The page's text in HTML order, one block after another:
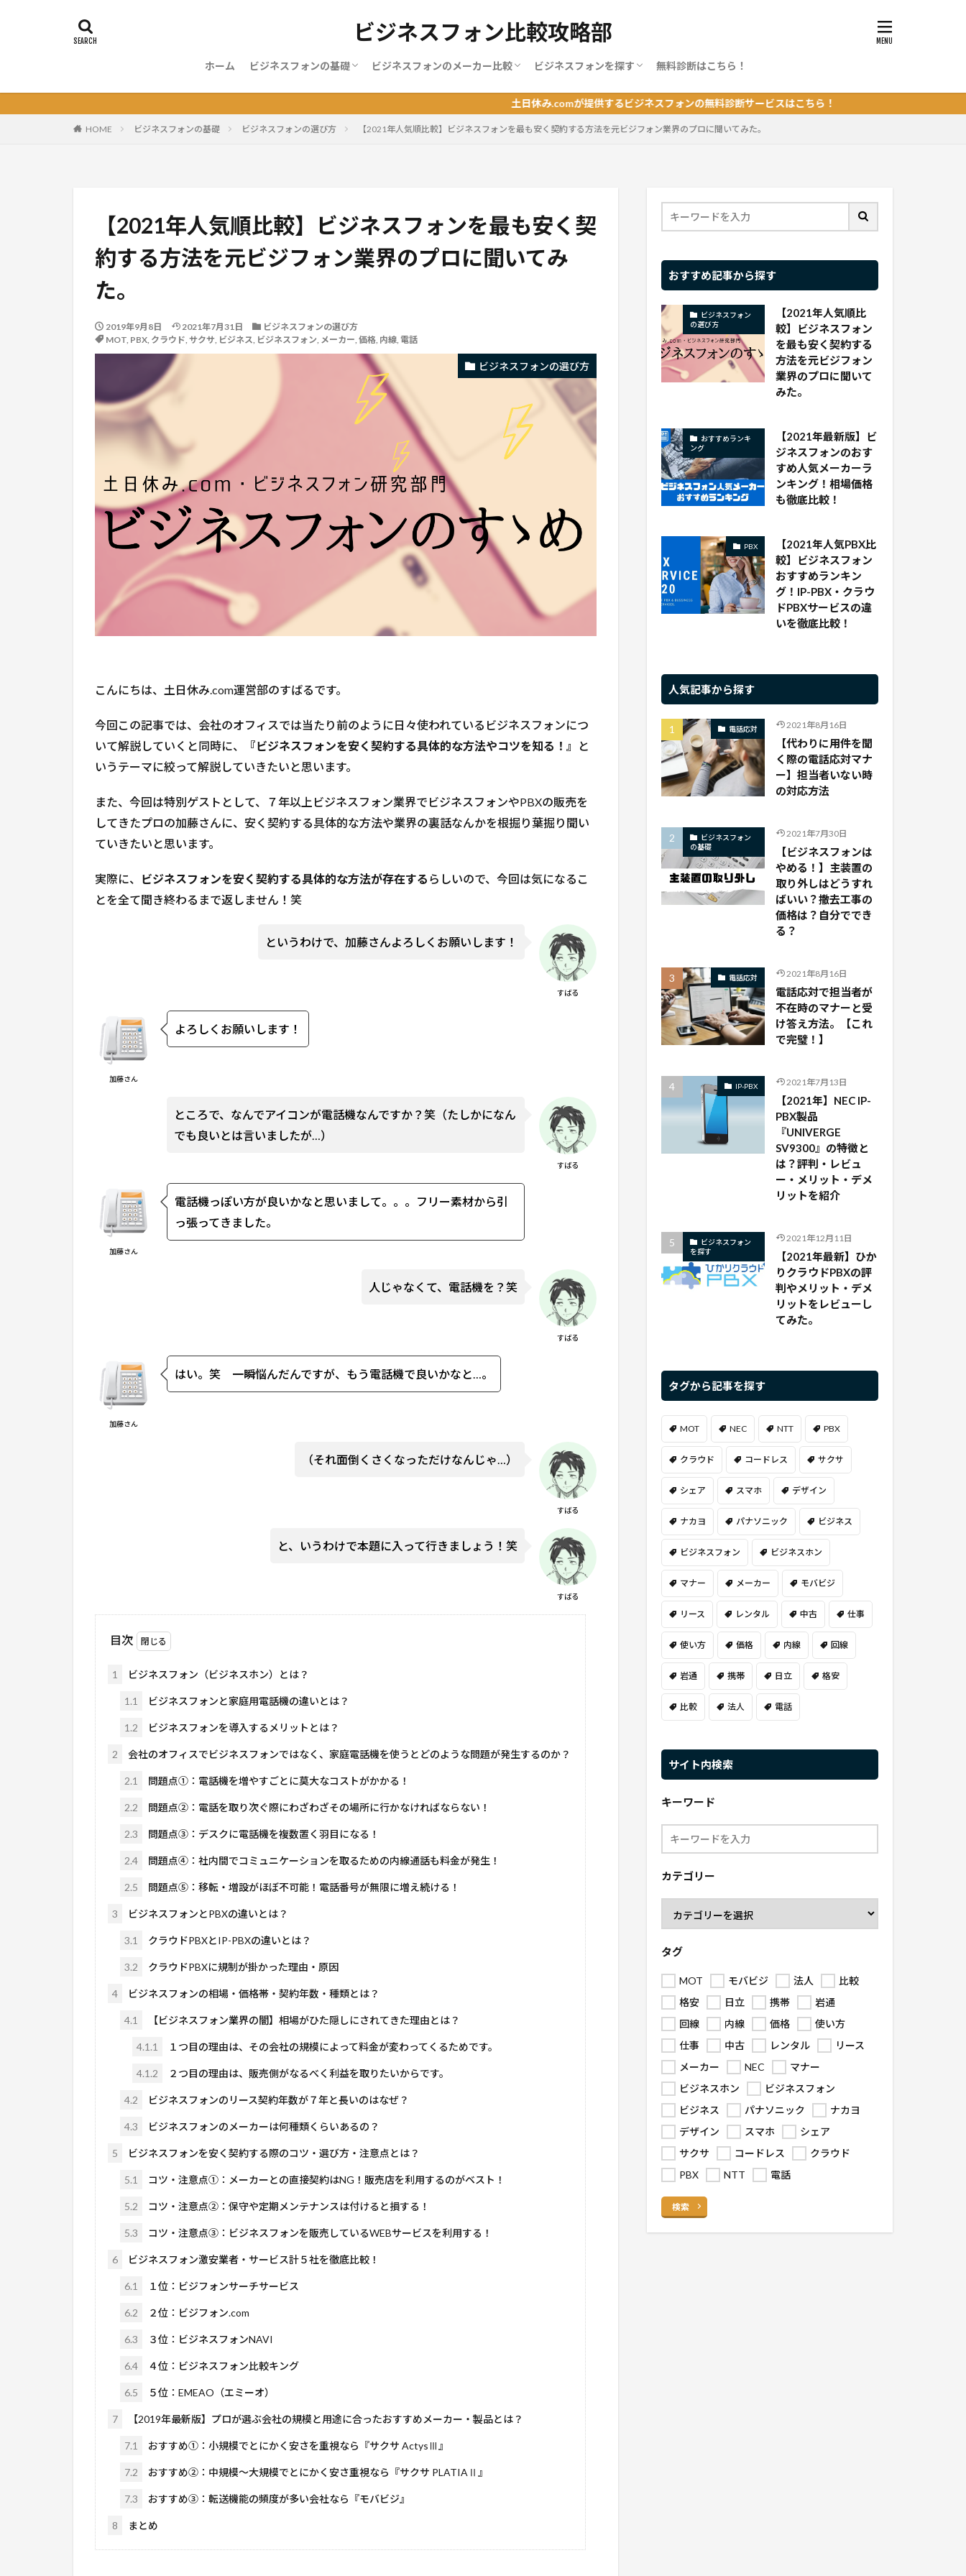
ビジネスフォン比較攻略部
ホーム ビジネスフォンの基礎
ビジネスフォンの使い方
ビジネスフォンの増設
ビジネスフォンの料金
ビジネスフォンの機能
ビジネスフォンの種類
ビジネスフォンの端末
ビジネスフォンの選び方
電話応対
ビジネスフォンのメーカー比較
MOT
NAKAYO（ナカヨ）
NEC
NTT
サクサ（SAXA）
パナソニック
岩通
日立（ヒタチ）
BIZTEL
ビジネスフォンを探す
おすすめランキング
地域別おすすめランキング
職業別ランキング
無料診断はこちら！
土日休み.comが提供するビジネスフォンの無料診断サービスはこちら！
HOME ビジネスフォンの基礎 ビジネスフォンの選び方 【2021年人気順比較】ビジネスフォンを最も安く契約する方法を元ビジフォン業界のプロに聞いてみた。
【2021年人気順比較】ビジネスフォンを最も安く契
約する方法を元ビジフォン業界のプロに聞いてみ
た。
2019年9月8日 2021年7月31日
ビジネスフォンの選び方
MOT, PBX, クラウド, サクサ, ビジネス, ビジネスフォン, メーカー, 価格, 内線, 電話
ビジネスフォンの選び方
こんにちは、土日休み.com運営部のすばるです。
今回この記事では、会社のオフィスでは当たり前のように日々使われているビジネスフォンにつ
いて解説していくと同時に、
『ビジネスフォンを安く契約する具体的な方法やコツを知る！』
と
いうテーマに絞って解説していきたいと思います。
また、今回は特別ゲストとして、７年以上ビジネスフォン業界でビジネスフォンやPBXの販売を
してきたプロの加藤さんに、安く契約する具体的な方法や業界の裏話なんかを根掘り葉掘り聞い
ていきたいと思います。
実際に、 ビジネスフォンを安く契約する具体的な方法が存在する らしいので、今回は気になるこ
とを全て聞き終わるまで返しません！笑
すばる
というわけで、加藤さんよろしくお願いします！
加藤さん
よろしくお願いします！
すばる
ところで、なんでアイコンが電話機なんですか？笑（たしかになん
でも良いとは言いましたが…）
加藤さん
電話機っぽい方が良いかなと思いまして。。。フリー素材から引
っ張ってきました。
すばる
人じゃなくて、電話機を？笑
加藤さん
はい。笑 一瞬悩んだんですが、もう電話機で良いかなと…。
すばる
（それ面倒くさくなっただけなんじゃ…）
すばる
と、いうわけで本題に入って行きましょう！笑
目次
1 ビジネスフォン（ビジネスホン）とは？
1.1 ビジネスフォンと家庭用電話機の違いとは？
1.2 ビジネスフォンを導入するメリットとは？
2 会社のオフィスでビジネスフォンではなく、家庭電話機を使うとどのような問題が発生するのか？
2.1 問題点①：電話機を増やすごとに莫大なコストがかかる！
2.2 問題点②：電話を取り次ぐ際にわざわざその場所に行かなければならない！
2.3 問題点③：デスクに電話機を複数置く羽目になる！
2.4 問題点④：社内間でコミュニケーションを取るための内線通話も料金が発生！
2.5 問題点⑤：移転・増設がほぼ不可能！電話番号が無限に増え続ける！
3 ビジネスフォンとPBXの違いとは？
3.1 クラウドPBXとIP-PBXの違いとは？
3.2 クラウドPBXに規制が掛かった理由・原因
4 ビジネスフォンの相場・価格帯・契約年数・種類とは？
4.1 【ビジネスフォン業界の闇】相場がひた隠しにされてきた理由とは？
4.1.1 １つ目の理由は、その会社の規模によって料金が変わってくるためです。
4.1.2 ２つ目の理由は、販売側がなるべく利益を取りたいからです。
4.2 ビジネスフォンのリース契約年数が７年と長いのはなぜ？
4.3 ビジネスフォンのメーカーは何種類くらいあるの？
5 ビジネスフォンを安く契約する際のコツ・選び方・注意点とは？
5.1 コツ・注意点①：メーカーとの直接契約はNG！販売店を利用するのがベスト！
5.2 コツ・注意点②：保守や定期メンテナンスは付けると損する！
5.3 コツ・注意点③：ビジネスフォンを販売しているWEBサービスを利用する！
6 ビジネスフォン激安業者・サービス計５社を徹底比較！
6.1 １位：ビジフォンサーチサービス
6.2 ２位：ビジフォン.com
6.3 ３位：ビジネスフォンNAVI
6.4 ４位：ビジネスフォン比較キング
6.5 ５位：EMEAO（エミーオ）
7 【2019年最新版】プロが選ぶ会社の規模と用途に合ったおすすめメーカー・製品とは？
7.1 おすすめ①：小規模でとにかく安さを重視なら『サクサ ActysⅢ』
7.2 おすすめ②：中規模～大規模でとにかく安さ重視なら『サクサ PLATIAⅡ』
7.3 おすすめ③：転送機能の頻度が多い会社なら『モバビジ』
8 まとめ
おすすめ記事から探す
ビジネスフォン
の選び方
【2021年人気順比
較】ビジネスフォン
を最も安く契約する
方法を元ビジフォン
業界のプロに聞いて
みた。
おすすめランキ
ング
【2021年最新版】ビ
ジネスフォンのおす
すめ人気メーカーラ
ンキング！相場価格
も徹底比較！
PBX
【2021年人気PBX比
較】ビジネスフォン
おすすめランキン
グ！IP-PBX・クラウ
ドPBXサービスの違
いを徹底比較！
人気記事から探す
電話応対 2021年8月16日
【代わりに用件を聞
く際の電話応対マナ
ー】担当者いない時
の対応方法
ビジネスフォン
の基礎
2021年7月30日
【ビジネスフォンは
やめる！】主装置の
取り外しはどうすれ
ばいい？撤去工事の
価格は？自分ででき
る？
電話応対 2021年8月16日
電話応対で担当者が
不在時のマナーと受
け答え方法。【これ
で完璧！】
IP-PBX 2021年7月13日
【2021年】NEC IP-
PBX製品
『UNIVERGE
SV9300』の特徴と
は？評判・レビュ
ー・メリット・デメ
リットを紹介
ビジネスフォン
を探す
2021年12月11日
【2021年最新】ひか
りクラウドPBXの評
判やメリット・デメ
リットをレビューし
てみた。
タグから記事を探す
MOT NEC NTT PBX
クラウド コードレス サクサ
シェア スマホ デザイン
ナカヨ パナソニック ビジネス
ビジネスフォン ビジネスホン
マナー メーカー モバビジ
リース レンタル 中古 仕事
使い方 価格 内線 回線
岩通 携帯 日立 格安
比較 法人 電話
サイト内検索
キーワード
カテゴリー
タグ
MOT モバビジ 法人
比較
格安
日立 携帯
岩通
回線
内線 価格
使い方
仕事
中古 レンタル
リース
メーカー
NEC
マナー
ビジネスホン
ビジネスフォン
ビジネス
パナソニック
ナカヨ
デザイン
スマホ
シェア
サクサ
コードレス
クラウド
PBX
NTT 電話
検索